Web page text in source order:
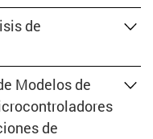
de
Modelos de
de